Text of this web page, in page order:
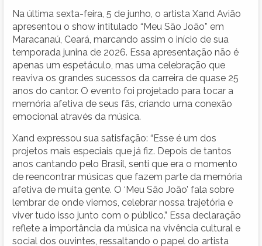
Na última sexta-feira, 5 de junho, o artista Xand Avião
apresentou o show intitulado “Meu São João” em
Maracanaú, Ceará, marcando assim o início de sua
temporada junina de 2026. Essa apresentação não é
apenas um espetáculo, mas uma celebração que
reaviva os grandes sucessos da carreira de quase 25
anos do cantor. O evento foi projetado para tocar a
memória afetiva de seus fãs, criando uma conexão
emocional através da música.
Xand expressou sua satisfação: “Esse é um dos
projetos mais especiais que já fiz. Depois de tantos
anos cantando pelo Brasil, senti que era o momento
de reencontrar músicas que fazem parte da memória
afetiva de muita gente. O ‘Meu São João’ fala sobre
lembrar de onde viemos, celebrar nossa trajetória e
viver tudo isso junto com o público.” Essa declaração
reflete a importância da música na vivência cultural e
social dos ouvintes, ressaltando o papel do artista